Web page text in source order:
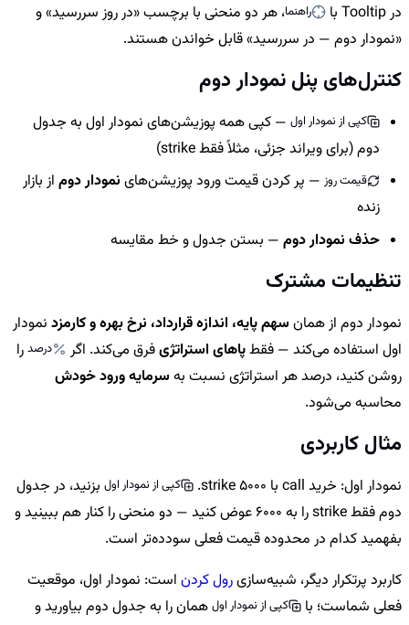
در Tooltip با
راهنما، هر دو منحنی با برچسب «در روز سررسید» و
«نمودار دوم — در سررسید» قابل خواندن هستند.
کنترل‌های پنل نمودار دوم
کپی از نمودار اول — کپی همه پوزیشن‌های نمودار اول به جدول
دوم (برای ویراند جزئی، مثلاً فقط strike)
قیمت روز — پر کردن قیمت ورود پوزیشن‌های نمودار دوم از بازار
زنده
حذف نمودار دوم — بستن جدول و خط مقایسه
تنظیمات مشترک
نمودار دوم از همان سهم پایه، اندازه قرارداد، نرخ بهره و کارمزد نمودار
اول استفاده می‌کند — فقطپاهای استراتژیفرق می‌کند. اگر درصدرا
روشن کنید، درصد هر استراتژی نسبت به سرمایه ورود خودش
محاسبه می‌شود.
مثال کاربردی
نمودار اول: خرید call با strike 5000. کپی از نمودار اول بزنید، در جدول
دوم فقط strike را به 6000 عوض کنید — دو منحنی را کنار هم ببینید و
بفهمید کدام در محدوده قیمت فعلی سودده‌تر است.
کاربرد پرتکرار دیگر، شبیه‌سازیرول کردن است: نمودار اول، موقعیت
فعلی شماست؛ با
کپی از نمودار اولهمان را به جدول دوم بیاورید و